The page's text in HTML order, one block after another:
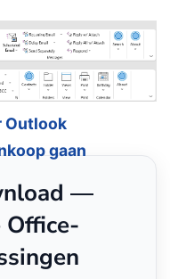
Outlook
gaan
—